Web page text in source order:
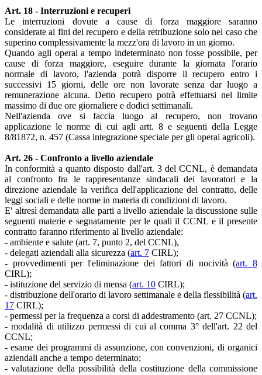
Art. 18 - Interruzioni e recuperi
Le interruzioni dovute a cause di forza maggiore saranno
considerate ai fini del recupero e della retribuzione solo nel caso che
superino complessivamente la mezz'ora di lavoro in un giorno.
Quando agli operai a tempo indeterminato non fosse possibile, per
cause di forza maggiore, eseguire durante la giornata l'orario
normale di lavoro, l'azienda potrà disporre il recupero entro i
successivi 15 giorni, delle ore non lavorate senza dar luogo a
remunerazione alcuna. Detto recupero potrà effettuarsi nel limite
massimo di due ore giornaliere e dodici settimanali.
Nell'azienda ove si faccia luogo al recupero, non trovano
applicazione le norme di cui agli artt. 8 e seguenti della Legge
8/81872, n. 457 (Cassa integrazione speciale per gli operai agricoli).
Art. 26 - Confronto a livello aziendale
In conformità a quanto disposto dall'art. 3 del CCNL, è demandata
al confronto fra le rappresentanze sindacali dei lavoratori e la
direzione aziendale la verifica dell'applicazione del contratto, delle
leggi sociali e delle norme in materia di condizioni di lavoro.
E' altresì demandata alle parti a livello aziendale la discussione sulle
seguenti materie e segnatamente per le quali il CCNL e il presente
contratto faranno riferimento al livello aziendale:
- ambiente e salute (art. 7, punto 2, del CCNL),
- delegati aziendali alla sicurezza (art. 7 CIRL);
- provvedimenti per l'eliminazione dei fattori di nocività (art. 8
CIRL);
- istituzione del servizio di mensa (art. 10 CIRL);
- distribuzione dell'orario di lavoro settimanale e della flessibilità (art.
17 CIRL);
- permessi per la frequenza a corsi di addestramento (art. 27 CCNL);
- modalità di utilizzo permessi di cui al comma 3° dell'art. 22 del
CCNL;
- esame dei programmi di assunzione, con convenzioni, di organici
aziendali anche a tempo determinato;
- valutazione della possibilità della costituzione della commissione